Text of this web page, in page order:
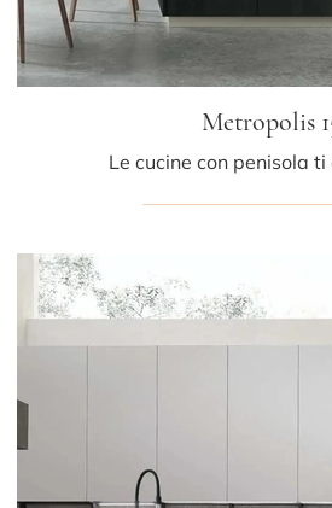
Metropolis
Le cucine con penisola